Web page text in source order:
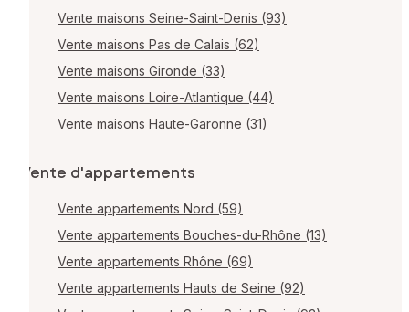
Vente maisons Seine-Saint-Denis (93)
Vente maisons Pas de Calais (62)
Vente maisons Gironde (33)
Vente maisons Loire-Atlantique (44)
Vente maisons Haute-Garonne (31)
Vente d'appartements
Vente appartements Nord (59)
Vente appartements Bouches-du-Rhône (13)
Vente appartements Rhône (69)
Vente appartements Hauts de Seine (92)